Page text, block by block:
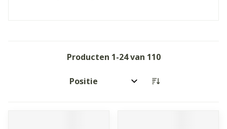
Producten 1-24van 110
Sorteer op: